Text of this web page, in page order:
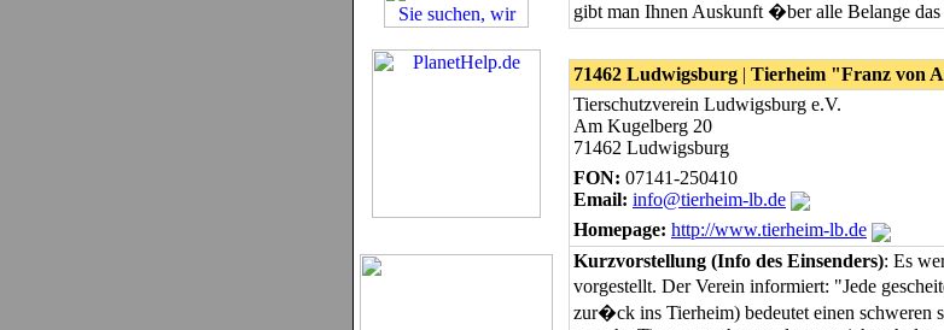
gibt man Ihnen Auskunft �ber alle Belange
71462 Ludwigsburg | Tierheim "Franz von
Tierschutzverein Ludwigsburg e.V.
Am Kugelberg 20
71462 Ludwigsburg
FON: 07141-250410
Email: info@tierheim-lb.de
Homepage: http://www.tierheim-lb.de
Kurzvorstellung (Info des Einsenders): Es
vorgestellt. Der Verein informiert: "Jede
zur�ck ins Tierheim) bedeutet einen schweren